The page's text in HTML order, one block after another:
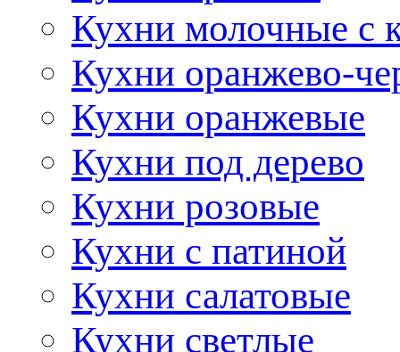
Кухни молочные с
Кухни оранжево-
Кухни оранжевые
Кухни под дерево
Кухни розовые
Кухни с патиной
Кухни салатовые
Кухни светлые